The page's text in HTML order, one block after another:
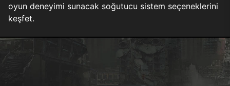
oyun deneyimi sunacak soğutucu sistem seçeneklerini
keşfet.